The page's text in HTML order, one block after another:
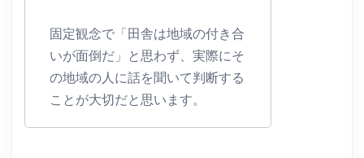
固定観念で「田舎は地域の付き合
いが面倒だ」と思わず、実際にそ
の地域の人に話を聞いて判断する
ことが大切だと思います。